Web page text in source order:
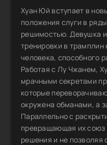
Хуан Юй вступает в
положения слуги в
решимостью. Девушка
тренировки в
человека, способного
Работая с Лу Чжанем,
мрачными секретами
которые
окружена обманами, а
Параллельно с
превращающая их союз
решения и не позволяя